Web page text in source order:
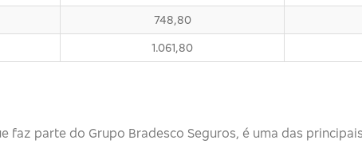
748,80
1.061,80
faz parte do Grupo Bradesco Seguros, é uma das